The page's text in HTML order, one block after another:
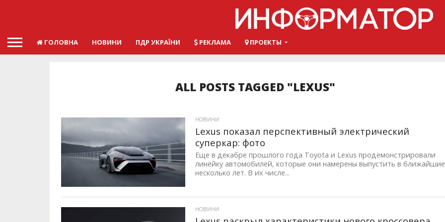
ГОЛОВНА НОВИНИ ПДР УКРАЇНИ РЕКЛАМА ПРОЕКТЫ
ALL POSTS TAGGED "LEXUS"
НОВИНИ
Lexus показал перспективный электрический
суперкар: фото
Еще в декабре прошлого года Toyota и Lexus продемонстрировали
линейку автомобилей, которые они намерены выпустить в ближайшие
несколько лет. В их числе...
НОВИНИ